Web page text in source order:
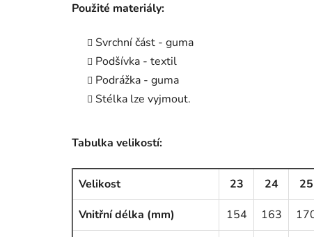
Použité materiály:
Svrchní část - guma
Podšívka - textil
Podrážka - guma
Stélka lze vyjmout.
Tabulka velikostí:
Velikost 23 24 25
Vnitřní délka (mm)
154 163